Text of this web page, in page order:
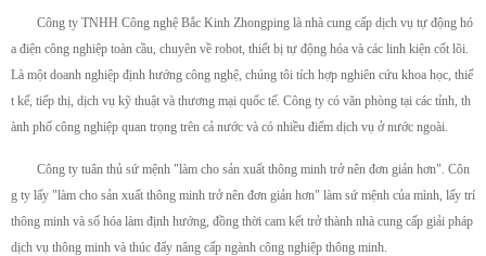
Công ty TNHH Công nghệ Bắc Kinh Zhongping là nhà cung cấp dịch vụ tự động hó
a điện công nghiệp toàn cầu, chuyên về robot, thiết bị tự động hóa và các linh kiện cốt lõi.
Là một doanh nghiệp định hướng công nghệ, chúng tôi tích hợp nghiên cứu khoa học, thiế
t kế, tiếp thị, dịch vụ kỹ thuật và thương mại quốc tế. Công ty có văn phòng tại các tỉnh, th
ành phố công nghiệp quan trọng trên cả nước và có nhiều điểm dịch vụ ở nước ngoài.
Công ty tuân thủ sứ mệnh "làm cho sản xuất thông minh trở nên đơn giản hơn". Côn
g ty lấy "làm cho sản xuất thông minh trở nên đơn giản hơn" làm sứ mệnh của mình, lấy trí
thông minh và số hóa làm định hướng, đồng thời cam kết trở thành nhà cung cấp giải pháp
dịch vụ thông minh và thúc đẩy nâng cấp ngành công nghiệp thông minh.